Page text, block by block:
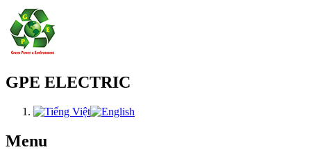
GPE ELECTRIC
Menu